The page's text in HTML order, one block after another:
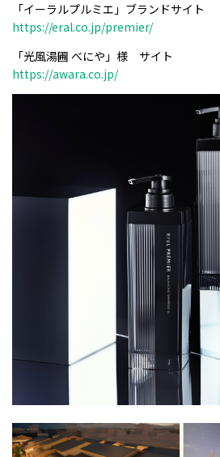
「イーラルプルミエ」ブランドサイト
https://eral.co.jp/premier/
「光⾵湯圃 べにや」様 サイト
https://awara.co.jp/